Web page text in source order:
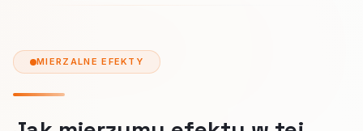
MIERZALNE EFEKTY